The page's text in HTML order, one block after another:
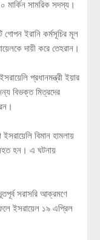
সামরিক সদস্য।
গোপন ইরানি কর্মসূচির মূল
দায়ী করে তেহরান।
প্রধানমন্ত্রী ইয়ার
বিভক্ত মিত্রদের
বিমান হামলায়
হন। এ ঘটনায়
সরাসরি আক্রমণে
ইসরায়েল ১৯ এপ্রিল